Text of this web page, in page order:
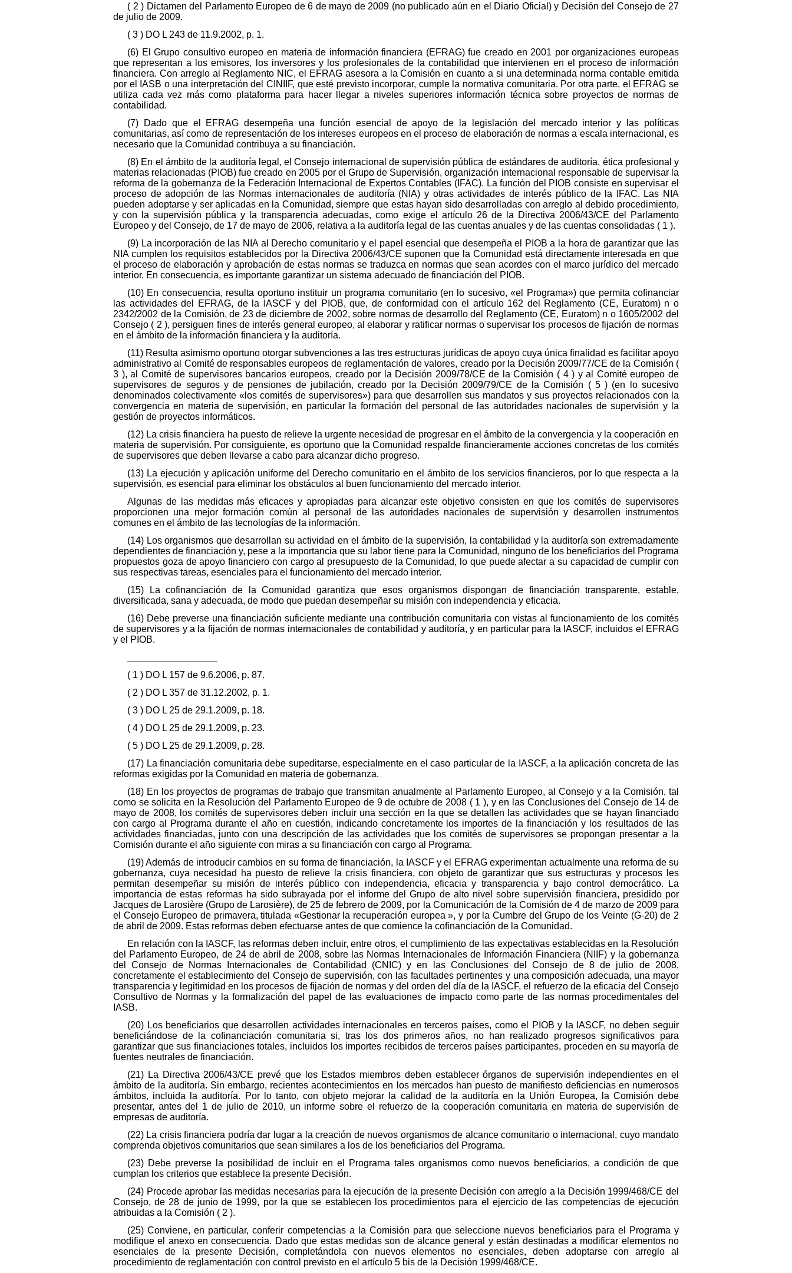
( 2 ) Dictamen del Parlamento Europeo de 6 de mayo de 2009 (no publicado aún en el Diario Oficial) y Decisión del Consejo de 27
de julio de 2009.
( 3 ) DO L 243 de 11.9.2002, p. 1.
(6) El Grupo consultivo europeo en materia de información financiera (EFRAG) fue creado en 2001 por organizaciones europeas
que representan a los emisores, los inversores y los profesionales de la contabilidad que intervienen en el proceso de información
financiera. Con arreglo al Reglamento NIC, el EFRAG asesora a la Comisión en cuanto a si una determinada norma contable emitida
por el IASB o una interpretación del CINIIF, que esté previsto incorporar, cumple la normativa comunitaria. Por otra parte, el EFRAG se
utiliza cada vez más como plataforma para hacer llegar a niveles superiores información técnica sobre proyectos de normas de
contabilidad.
(7) Dado que el EFRAG desempeña una función esencial de apoyo de la legislación del mercado interior y las políticas
comunitarias, así como de representación de los intereses europeos en el proceso de elaboración de normas a escala internacional, es
necesario que la Comunidad contribuya a su financiación.
(8) En el ámbito de la auditoría legal, el Consejo internacional de supervisión pública de estándares de auditoría, ética profesional y
materias relacionadas (PIOB) fue creado en 2005 por el Grupo de Supervisión, organización internacional responsable de supervisar la
reforma de la gobernanza de la Federación Internacional de Expertos Contables (IFAC). La función del PIOB consiste en supervisar el
proceso de adopción de las Normas internacionales de auditoría (NIA) y otras actividades de interés público de la IFAC. Las NIA
pueden adoptarse y ser aplicadas en la Comunidad, siempre que estas hayan sido desarrolladas con arreglo al debido procedimiento,
y con la supervisión pública y la transparencia adecuadas, como exige el artículo 26 de la Directiva 2006/43/CE del Parlamento
Europeo y del Consejo, de 17 de mayo de 2006, relativa a la auditoría legal de las cuentas anuales y de las cuentas consolidadas ( 1 ).
(9) La incorporación de las NIA al Derecho comunitario y el papel esencial que desempeña el PIOB a la hora de garantizar que las
NIA cumplen los requisitos establecidos por la Directiva 2006/43/CE suponen que la Comunidad está directamente interesada en que
el proceso de elaboración y aprobación de estas normas se traduzca en normas que sean acordes con el marco jurídico del mercado
interior. En consecuencia, es importante garantizar un sistema adecuado de financiación del PIOB.
(10) En consecuencia, resulta oportuno instituir un programa comunitario (en lo sucesivo, «el Programa») que permita cofinanciar
las actividades del EFRAG, de la IASCF y del PIOB, que, de conformidad con el artículo 162 del Reglamento (CE, Euratom) n o
2342/2002 de la Comisión, de 23 de diciembre de 2002, sobre normas de desarrollo del Reglamento (CE, Euratom) n o 1605/2002 del
Consejo ( 2 ), persiguen fines de interés general europeo, al elaborar y ratificar normas o supervisar los procesos de fijación de normas
en el ámbito de la información financiera y la auditoría.
(11) Resulta asimismo oportuno otorgar subvenciones a las tres estructuras jurídicas de apoyo cuya única finalidad es facilitar apoyo
administrativo al Comité de responsables europeos de reglamentación de valores, creado por la Decisión 2009/77/CE de la Comisión (
3 ), al Comité de supervisores bancarios europeos, creado por la Decisión 2009/78/CE de la Comisión ( 4 ) y al Comité europeo de
supervisores de seguros y de pensiones de jubilación, creado por la Decisión 2009/79/CE de la Comisión ( 5 ) (en lo sucesivo
denominados colectivamente «los comités de supervisores») para que desarrollen sus mandatos y sus proyectos relacionados con la
convergencia en materia de supervisión, en particular la formación del personal de las autoridades nacionales de supervisión y la
gestión de proyectos informáticos.
(12) La crisis financiera ha puesto de relieve la urgente necesidad de progresar en el ámbito de la convergencia y la cooperación en
materia de supervisión. Por consiguiente, es oportuno que la Comunidad respalde financieramente acciones concretas de los comités
de supervisores que deben llevarse a cabo para alcanzar dicho progreso.
(13) La ejecución y aplicación uniforme del Derecho comunitario en el ámbito de los servicios financieros, por lo que respecta a la
supervisión, es esencial para eliminar los obstáculos al buen funcionamiento del mercado interior.
Algunas de las medidas más eficaces y apropiadas para alcanzar este objetivo consisten en que los comités de supervisores
proporcionen una mejor formación común al personal de las autoridades nacionales de supervisión y desarrollen instrumentos
comunes en el ámbito de las tecnologías de la información.
(14) Los organismos que desarrollan su actividad en el ámbito de la supervisión, la contabilidad y la auditoría son extremadamente
dependientes de financiación y, pese a la importancia que su labor tiene para la Comunidad, ninguno de los beneficiarios del Programa
propuestos goza de apoyo financiero con cargo al presupuesto de la Comunidad, lo que puede afectar a su capacidad de cumplir con
sus respectivas tareas, esenciales para el funcionamiento del mercado interior.
(15) La cofinanciación de la Comunidad garantiza que esos organismos dispongan de financiación transparente, estable,
diversificada, sana y adecuada, de modo que puedan desempeñar su misión con independencia y eficacia.
(16) Debe preverse una financiación suficiente mediante una contribución comunitaria con vistas al funcionamiento de los comités
de supervisores y a la fijación de normas internacionales de contabilidad y auditoría, y en particular para la IASCF, incluidos el EFRAG
y el PIOB.
( 1 ) DO L 157 de 9.6.2006, p. 87.
( 2 ) DO L 357 de 31.12.2002, p. 1.
( 3 ) DO L 25 de 29.1.2009, p. 18.
( 4 ) DO L 25 de 29.1.2009, p. 23.
( 5 ) DO L 25 de 29.1.2009, p. 28.
(17) La financiación comunitaria debe supeditarse, especialmente en el caso particular de la IASCF, a la aplicación concreta de las
reformas exigidas por la Comunidad en materia de gobernanza.
(18) En los proyectos de programas de trabajo que transmitan anualmente al Parlamento Europeo, al Consejo y a la Comisión, tal
como se solicita en la Resolución del Parlamento Europeo de 9 de octubre de 2008 ( 1 ), y en las Conclusiones del Consejo de 14 de
mayo de 2008, los comités de supervisores deben incluir una sección en la que se detallen las actividades que se hayan financiado
con cargo al Programa durante el año en cuestión, indicando concretamente los importes de la financiación y los resultados de las
actividades financiadas, junto con una descripción de las actividades que los comités de supervisores se propongan presentar a la
Comisión durante el año siguiente con miras a su financiación con cargo al Programa.
(19) Además de introducir cambios en su forma de financiación, la IASCF y el EFRAG experimentan actualmente una reforma de su
gobernanza, cuya necesidad ha puesto de relieve la crisis financiera, con objeto de garantizar que sus estructuras y procesos les
permitan desempeñar su misión de interés público con independencia, eficacia y transparencia y bajo control democrático. La
importancia de estas reformas ha sido subrayada por el informe del Grupo de alto nivel sobre supervisión financiera, presidido por
Jacques de Larosière (Grupo de Larosière), de 25 de febrero de 2009, por la Comunicación de la Comisión de 4 de marzo de 2009 para
el Consejo Europeo de primavera, titulada «Gestionar la recuperación europea », y por la Cumbre del Grupo de los Veinte (G-20) de 2
de abril de 2009. Estas reformas deben efectuarse antes de que comience la cofinanciación de la Comunidad.
En relación con la IASCF, las reformas deben incluir, entre otros, el cumplimiento de las expectativas establecidas en la Resolución
del Parlamento Europeo, de 24 de abril de 2008, sobre las Normas Internacionales de Información Financiera (NIIF) y la gobernanza
del Consejo de Normas Internacionales de Contabilidad (CNIC) y en las Conclusiones del Consejo de 8 de julio de 2008,
concretamente el establecimiento del Consejo de supervisión, con las facultades pertinentes y una composición adecuada, una mayor
transparencia y legitimidad en los procesos de fijación de normas y del orden del día de la IASCF, el refuerzo de la eficacia del Consejo
Consultivo de Normas y la formalización del papel de las evaluaciones de impacto como parte de las normas procedimentales del
IASB.
(20) Los beneficiarios que desarrollen actividades internacionales en terceros países, como el PIOB y la IASCF, no deben seguir
beneficiándose de la cofinanciación comunitaria si, tras los dos primeros años, no han realizado progresos significativos para
garantizar que sus financiaciones totales, incluidos los importes recibidos de terceros países participantes, proceden en su mayoría de
fuentes neutrales de financiación.
(21) La Directiva 2006/43/CE prevé que los Estados miembros deben establecer órganos de supervisión independientes en el
ámbito de la auditoría. Sin embargo, recientes acontecimientos en los mercados han puesto de manifiesto deficiencias en numerosos
ámbitos, incluida la auditoría. Por lo tanto, con objeto mejorar la calidad de la auditoría en la Unión Europea, la Comisión debe
presentar, antes del 1 de julio de 2010, un informe sobre el refuerzo de la cooperación comunitaria en materia de supervisión de
empresas de auditoría.
(22) La crisis financiera podría dar lugar a la creación de nuevos organismos de alcance comunitario o internacional, cuyo mandato
comprenda objetivos comunitarios que sean similares a los de los beneficiarios del Programa.
(23) Debe preverse la posibilidad de incluir en el Programa tales organismos como nuevos beneficiarios, a condición de que
cumplan los criterios que establece la presente Decisión.
(24) Procede aprobar las medidas necesarias para la ejecución de la presente Decisión con arreglo a la Decisión 1999/468/CE del
Consejo, de 28 de junio de 1999, por la que se establecen los procedimientos para el ejercicio de las competencias de ejecución
atribuidas a la Comisión ( 2 ).
(25) Conviene, en particular, conferir competencias a la Comisión para que seleccione nuevos beneficiarios para el Programa y
modifique el anexo en consecuencia. Dado que estas medidas son de alcance general y están destinadas a modificar elementos no
esenciales de la presente Decisión, completándola con nuevos elementos no esenciales, deben adoptarse con arreglo al
procedimiento de reglamentación con control previsto en el artículo 5 bis de la Decisión 1999/468/CE.